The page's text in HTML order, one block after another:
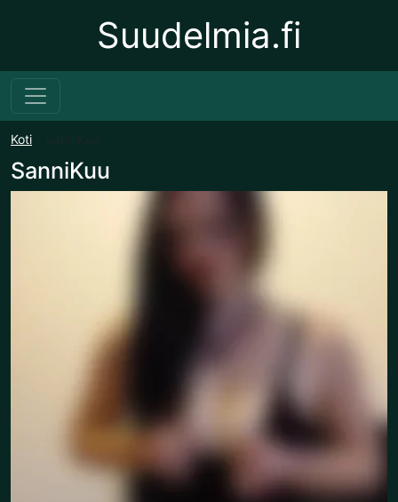
Suudelmia.fi
Koti
SanniKuu